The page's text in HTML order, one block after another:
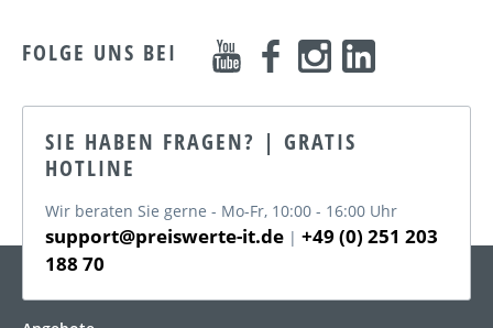
FOLGE UNS BEI
SIE HABEN FRAGEN? | GRATIS
HOTLINE
Wir beraten Sie gerne - Mo-Fr, 10:00 - 16:00 Uhr
support@preiswerte-it.de | +49 (0) 251 203
188 70